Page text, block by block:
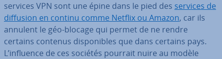
services VPN sont une épine dans le pied des services de
diffusion en continu comme Netflix ou Amazon, car ils
annulent le géo-blocage qui permet de ne rendre
certains contenus dis­po­nibles que dans certains pays.
L’influence de ces sociétés pourrait nuire au modèle